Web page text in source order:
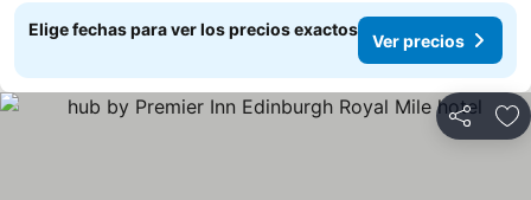
Elige fechas para ver los precios exactos
Ver precios
Compartir